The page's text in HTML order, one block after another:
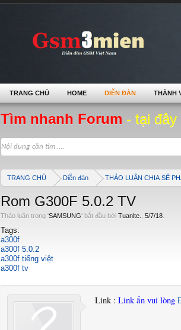
Tìm nhanh Forum - tại đây
TRANG CHỦ Diễn đàn THẢO LUẬN CHIA SẺ
Rom G300F 5.0.2 TV
Thảo luận trong 'SAMSUNG' bắt đầu bởi Tuanlte. 5/7/18
Tags:
a300f
a300f 5.0.2
a300f tiếng việt
a300f tv
Link : Link ẩn vui lòng
TRANG CHỦ HOME DIỄN ĐÀN THÀNH